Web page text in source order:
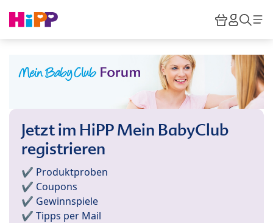
HiPP
Jetzt im HiPP Mein BabyClub
registrieren
✔️ Produktproben
✔️ Coupons
✔️ Gewinnspiele
✔️ Tipps per Mail